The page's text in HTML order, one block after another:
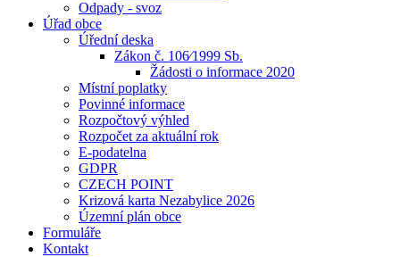
Odpady - svoz
Úřad obce
Úřední deska
Zákon č. 106⁄1999 Sb.
Žádosti o informace 2020
Místní poplatky
Povinné informace
Rozpočtový výhled
Rozpočet za aktuální rok
E-podatelna
GDPR
CZECH POINT
Krizová karta Nezabylice 2026
Územní plán obce
Formuláře
Kontakt